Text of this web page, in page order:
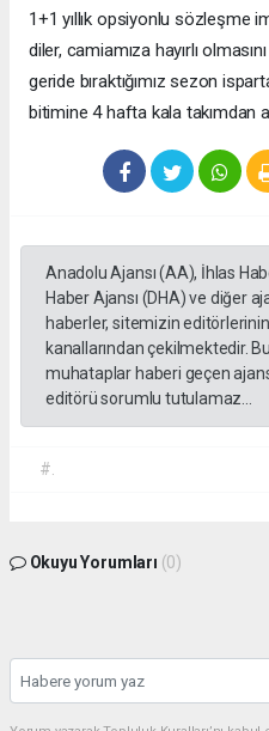
1+1 yıllık opsiyonlu sözleşme
diler, camiamıza hayırlı
geride bıraktığımız sezon
bitimine 4 hafta kala takımdan
Anadolu Ajansı (AA), İhlas
Haber Ajansı (DHA) ve diğer
haberler, sitemizin
kanallarından çekilmektedir.
muhataplar haberi geçen
editörü sorumlu tutulamaz...
#.
Okuyu Yorumları (0)